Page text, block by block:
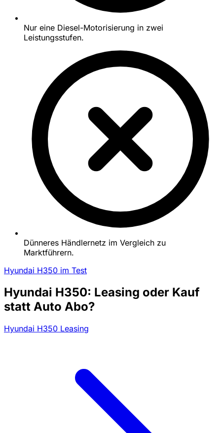
Nur eine Diesel-Motorisierung in zwei
Leistungsstufen.
Dünneres Händlernetz im Vergleich zu
Marktführern.
Hyundai H350 im Test
Hyundai H350: Leasing oder Kauf
statt Auto Abo?
Hyundai H350 Leasing